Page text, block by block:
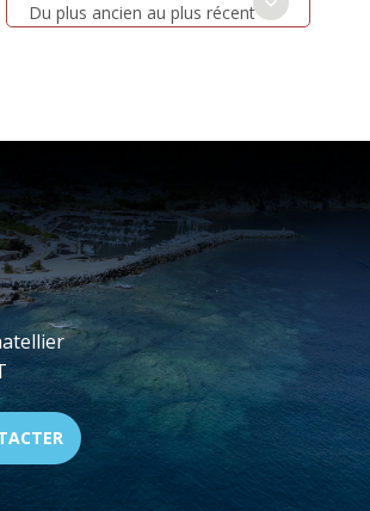
Du plus ancien au plus récent